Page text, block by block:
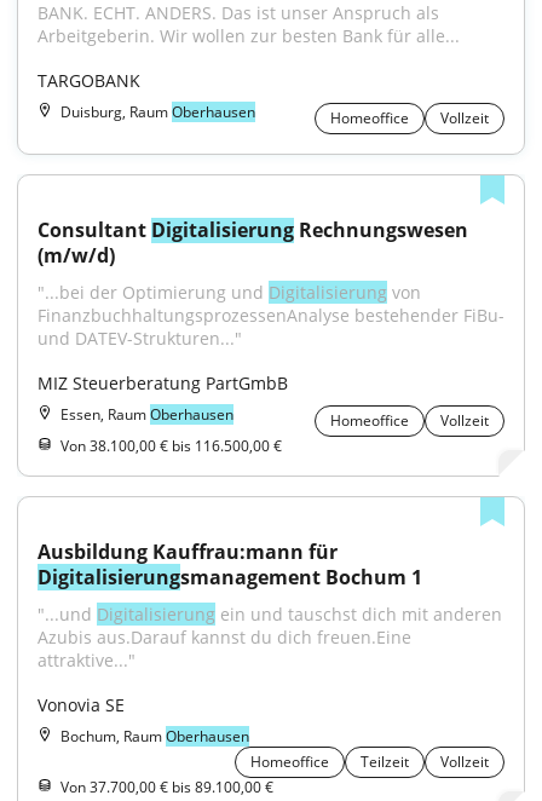
BANK. ECHT. ANDERS. Das ist unser Anspruch als
Arbeitgeberin. Wir wollen zur besten Bank für alle...
TARGOBANK
Duisburg, RaumOberhausen Homeoffice Vollzeit
Consultant Digitalisierung Rechnungswesen
(m/w/d)
"...bei der Optimierung und Digitalisierung von
FinanzbuchhaltungsprozessenAnalyse bestehender FiBu-
und DATEV-Strukturen..."
MIZ Steuerberatung PartGmbB
Essen, RaumOberhausen Homeoffice
Vollzeit
Von 38.100,00 € bis 116.500,00 €
Digitalisierungsmanagement Bochum 1
"...und Digitalisierung ein und tauschst dich mit anderen
Azubis aus.Darauf kannst du dich freuen.Eine
attraktive..."
Vonovia SE
Bochum, RaumOberhausen
Homeoffice
Teilzeit
Vollzeit
Von 37.700,00 € bis 89.100,00 €